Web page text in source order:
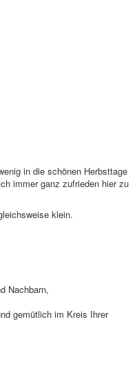
in die schönen Herbsttage
immer ganz zufrieden hier zu
klein.
Nachbarn,
gemütlich im Kreis Ihrer